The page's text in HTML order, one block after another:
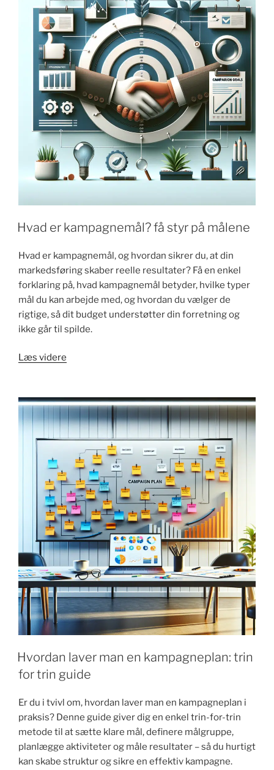
mål"
Hvad er kampagnemål? få styr på målene
Hvad er kampagnemål, og hvordan sikrer du, at din
markedsføring skaber reelle resultater? Få en enkel
forklaring på, hvad kampagnemål betyder, hvilke typer
mål du kan arbejde med, og hvordan du vælger de
rigtige, så dit budget understøtter din forretning og
ikke går til spilde.
Læs videre
få
på
Hvordan laver man en kampagneplan: trin
for trin guide
Er du i tvivl om, hvordan laver man en kampagneplan i
praksis? Denne guide giver dig en enkel trin-for-trin
metode til at sætte klare mål, definere målgruppe,
planlægge aktiviteter og måle resultater – så du hurtigt
kan skabe struktur og sikre en effektiv kampagne.